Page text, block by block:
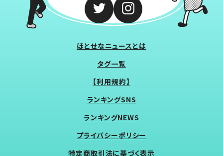
ほとせなニュースとは
タグ一覧
【利用規約】
ランキングSNS
ランキングNEWS
プライバシーポリシー
特定商取引法に基づく表示